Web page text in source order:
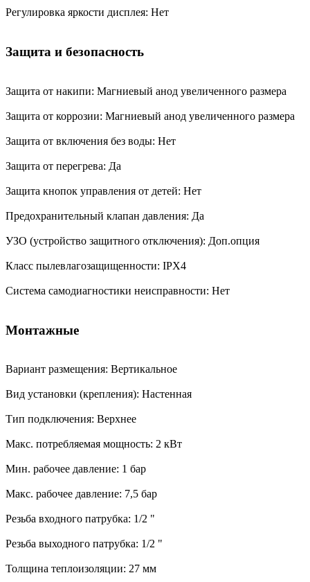
Регулировка яркости дисплея: Нет
Защита и безопасность
Защита от накипи: Магниевый анод увеличенного размера
Защита от коррозии: Магниевый анод увеличенного размера
Защита от включения без воды: Нет
Защита от перегрева: Да
Защита кнопок управления от детей: Нет
Предохранительный клапан давления: Да
УЗО (устройство защитного отключения): Доп.опция
Класс пылевлагозащищенности: IPX4
Система самодиагностики неисправности: Нет
Монтажные
Вариант размещения: Вертикальное
Вид установки (крепления): Настенная
Тип подключения: Верхнее
Макс. потребляемая мощность: 2 кВт
Мин. рабочее давление: 1 бар
Макс. рабочее давление: 7,5 бар
Резьба входного патрубка: 1/2 "
Резьба выходного патрубка: 1/2 "
Толщина теплоизоляции: 27 мм